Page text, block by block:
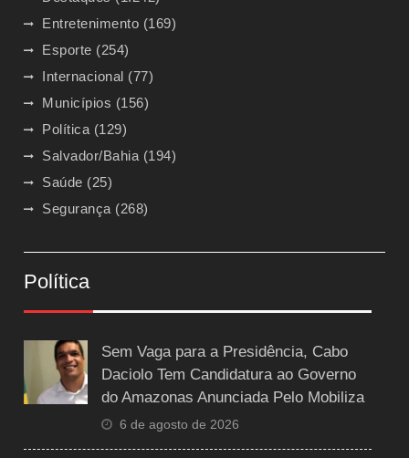
Entretenimento (169)
Esporte (254)
Internacional (77)
Municípios (156)
Política (129)
Salvador/Bahia (194)
Saúde (25)
Segurança (268)
Política
Sem Vaga para a Presidência, Cabo
Daciolo Tem Candidatura ao Governo
do Amazonas Anunciada Pelo Mobiliza
6 de agosto de 2026